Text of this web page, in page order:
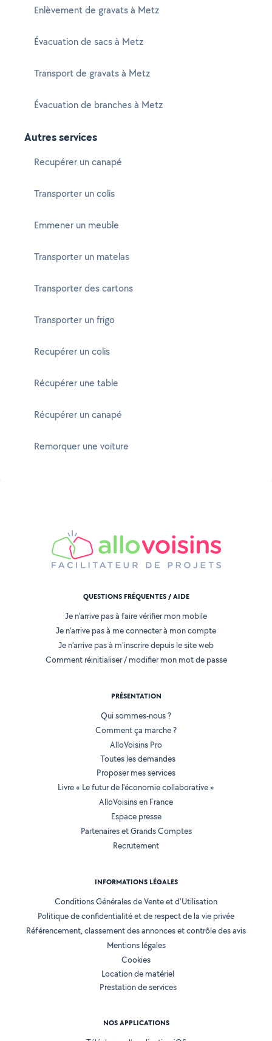
Enlèvement de gravats à Metz
Évacuation de sacs à Metz
Transport de gravats à Metz
Évacuation de branches à Metz
Autres services
Recupérer un canapé
Transporter un colis
Emmener un meuble
Transporter un matelas
Transporter des cartons
Transporter un frigo
Recupérer un colis
Récupérer une table
Récupérer un canapé
Remorquer une voiture
QUESTIONS FRÉQUENTES / AIDE
Je n'arrive pas à faire vérifier mon mobile
Je n'arrive pas à me connecter à mon compte
Je n'arrive pas à m'inscrire depuis le site web
Comment réinitialiser / modifier mon mot de passe
PRÉSENTATION
Qui sommes-nous ?
Comment ça marche ?
AlloVoisins Pro
Toutes les demandes
Proposer mes services
Livre « Le futur de l'économie collaborative »
AlloVoisins en France
Espace presse
Partenaires et Grands Comptes
Recrutement
INFORMATIONS LÉGALES
Conditions Générales de Vente et d'Utilisation
Politique de confidentialité et de respect de la vie privée
Référencement, classement des annonces et contrôle des avis
Mentions légales
Cookies
Location de matériel
Prestation de services
NOS APPLICATIONS